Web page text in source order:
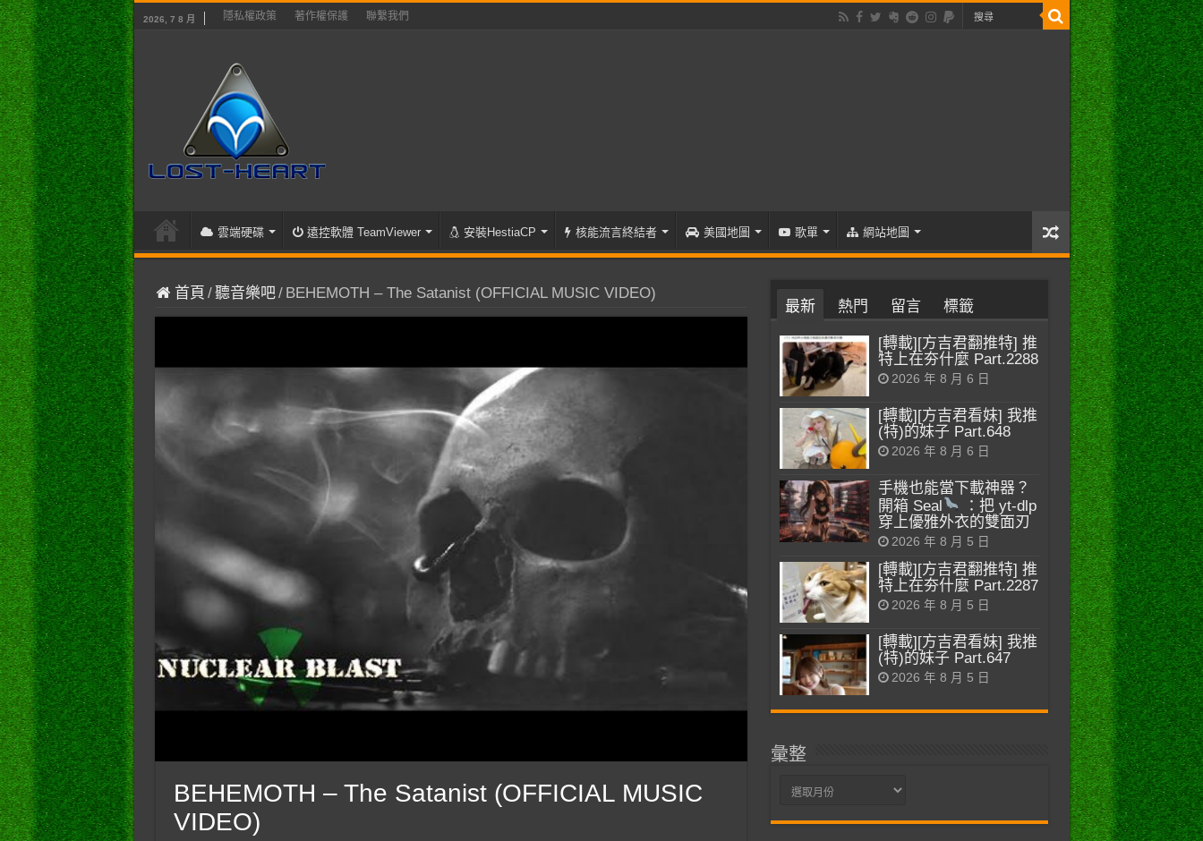
2026, 7 8 月 隱私權政策 著作權保護 聯繫我們
雲端硬碟 遠控軟體 TeamViewer 安裝HestiaCP 核能流言終結者 美國地圖 歌單 網站地圖
首頁 /聽音樂吧/ BEHEMOTH – The Satanist (OFFICIAL MUSIC VIDEO)
BEHEMOTH – The Satanist (OFFICIAL MUSIC
VIDEO)
最新 熱門 留言 標籤
[轉載][方吉君翻推特] 推
特上在夯什麼 Part.2288
2026 年 8 月 6 日
[轉載][方吉君看妹] 我推
(特)的妹子 Part.648
2026 年 8 月 6 日
手機也能當下載神器？
開箱 Seal
：把 yt-dlp
穿上優雅外衣的雙面刃
2026 年 8 月 5 日
[轉載][方吉君翻推特] 推
特上在夯什麼 Part.2287
2026 年 8 月 5 日
[轉載][方吉君看妹] 我推
(特)的妹子 Part.647
2026 年 8 月 5 日
彙整
彙